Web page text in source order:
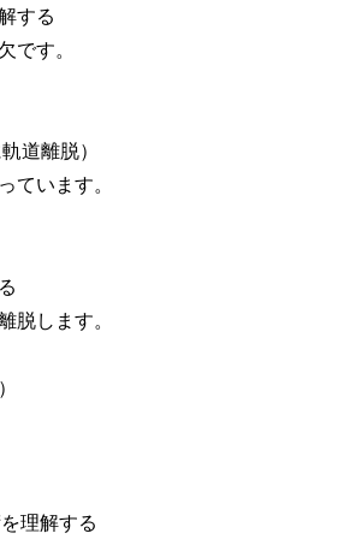
する
です。
道離脱）
ています。
脱します。
理解する